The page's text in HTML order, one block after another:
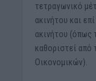
τετραγωνικό
ακινήτου και
ακινήτου (όπως
καθοριστεί από
Οικονομικών).